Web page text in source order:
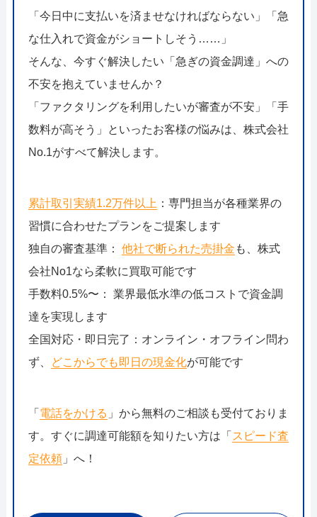
「今日中に支払いを済ませなければならない」「急
な仕入れで資金がショートしそう……」
そんな、今すぐ解決したい「急ぎの資金調達」への
不安を抱えていませんか？
「ファクタリングを利用したいが審査が不安」「手
数料が高そう」といったお客様の悩みは、株式会社
No.1がすべて解決します。
累計取引実績1.2万件以上 ：専門担当が各種業界の
習慣に合わせたプランをご提案します
独自の審査基準： 他社で断られた売掛金 も、株式
会社No1なら柔軟に買取可能です
手数料0.5%〜： 業界最低水準の低コストで資金調
達を実現します
全国対応・即日完了：オンライン・オフライン問わ
ず、
どこからでも即日の現金化が可能です
「 電話をかける 」から無料のご相談も受付ておりま
す。すぐに調達可能額を知りたい方は「 スピード査
定依頼」へ！